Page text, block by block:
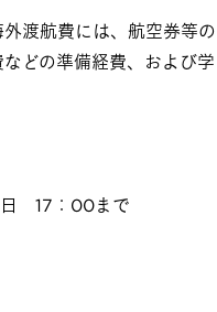
渡航費には、航空券等の
どの準備経費、および学
17：00まで